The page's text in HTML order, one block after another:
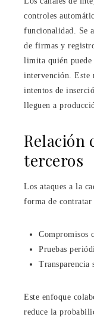
controles
funcionalidad. Se
de firmas y
limita quién puede
intervención. Este
intentos de
lleguen a
Relación
terceros
Los ataques a la
forma de contratar
Compromisos
Pruebas
Transparencia
Este enfoque
reduce la